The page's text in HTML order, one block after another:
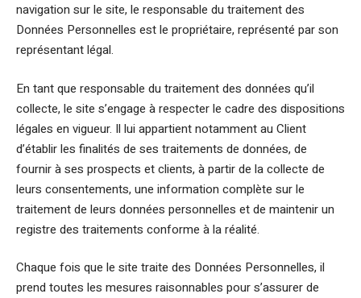
navigation sur le site, le responsable du traitement des
Données Personnelles est le propriétaire, représenté par son
représentant légal.
En tant que responsable du traitement des données qu’il
collecte, le site s’engage à respecter le cadre des dispositions
légales en vigueur. Il lui appartient notamment au Client
d’établir les finalités de ses traitements de données, de
fournir à ses prospects et clients, à partir de la collecte de
leurs consentements, une information complète sur le
traitement de leurs données personnelles et de maintenir un
registre des traitements conforme à la réalité.
Chaque fois que le site traite des Données Personnelles, il
prend toutes les mesures raisonnables pour s’assurer de